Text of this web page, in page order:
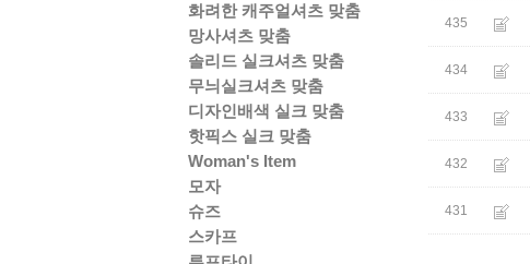
화려한 캐주얼셔츠 맞춤
망사셔츠 맞춤
솔리드 실크셔츠 맞춤
무늬실크셔츠 맞춤
디자인배색 실크 맞춤
핫픽스 실크 맞춤
Woman's Item
모자
슈즈
스카프
435
434
433
432
431